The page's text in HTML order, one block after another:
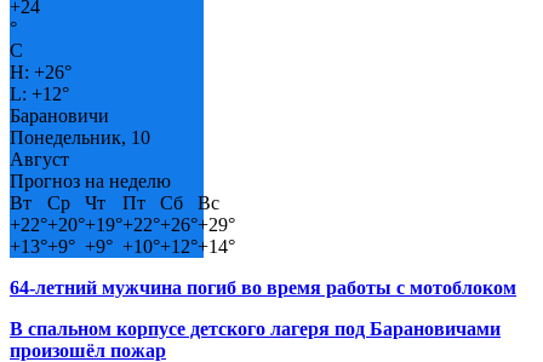
+24
°
C
H: +26°
L: +12°
Барановичи
Понедельник, 10
Август
Прогноз на неделю
Вт
Ср Чт Пт Сб
Вс
+22°+20°+19°+22°+26°+29°
+13°+9° +9° +10°+12°+14°
64-летний мужчина погиб во время работы с мотоблоком
В спальном корпусе детского лагеря под Барановичами
произошёл пожар